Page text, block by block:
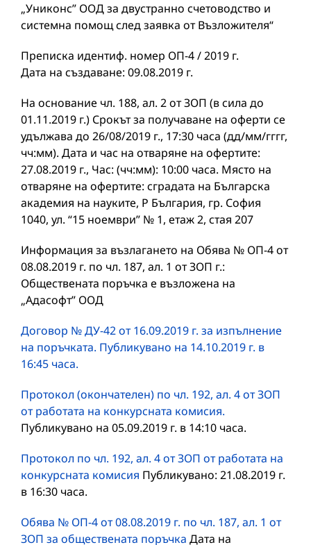
„Униконс” ООД за двустранно счетоводство и
системна помощ след заявка от Възложителя“
Преписка идентиф. номер ОП-4 / 2019 г.
Дата на създаване: 09.08.2019 г.
На основание чл. 188, ал. 2 от ЗОП (в сила до
01.11.2019 г.) Срокът за получаване на оферти се
удължава до 26/08/2019 г., 17:30 часа (дд/мм/гггг,
чч:мм). Дата и час на отваряне на офертите:
27.08.2019 г., Час: (чч:мм): 10:00 часа. Място на
отваряне на офертите: сградата на Българска
академия на науките, Р България, гр. София
1040, ул. “15 ноември” № 1, етаж 2, стая 207
Информация за възлагането на Обява № ОП-4 от
08.08.2019 г. по чл. 187, ал. 1 от ЗОП г.:
Обществената поръчка е възложена на
„Адасофт” ООД
Договор № ДУ-42 от 16.09.2019 г. за изпълнение
на поръчката. Публикувано на 14.10.2019 г. в
16:45 часа.
Протокол (окончателен) по чл. 192, ал. 4 от ЗОП
от работата на конкурсната комисия.
Публикувано на 05.09.2019 г. в 14:10 часа.
Протокол по чл. 192, ал. 4 от ЗОП от работата на
конкурсната комисия Публикувано: 21.08.2019 г.
в 16:30 часа.
Обява № ОП-4 от 08.08.2019 г. по чл. 187, ал. 1 от
ЗОП за обществената поръчка Дата на